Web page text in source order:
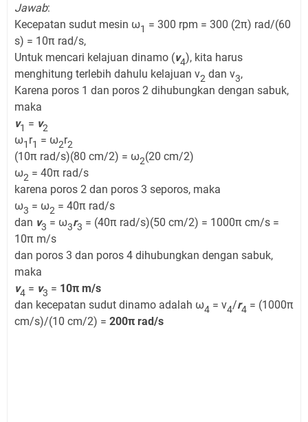
Jawab:
Kecepatan sudut mesin ω1 = 300 rpm = 300 (2π) rad/(60
s) = 10π rad/s,
Untuk mencari kelajuan dinamo (v4), kita harus
menghitung terlebih dahulu kelajuan v2 dan v3,
Karena poros 1 dan poros 2 dihubungkan dengan sabuk,
maka
v1 = v2
ω1 r1 = ω2r2
(10π rad/s)(80 cm/2) = ω2(20 cm/2)
ω2 = 40π rad/s
karena poros 2 dan poros 3 seporos, maka
ω3 = ω2 = 40π rad/s
dan v3 = ω3r3 = (40π rad/s)(50 cm/2) = 1000π cm/s =
10π m/s
dan poros 3 dan poros 4 dihubungkan dengan sabuk,
maka
v4 = v3 = 10π m/s
dan kecepatan sudut dinamo adalah ω4 = v4/r4 = (1000π
cm/s)/(10 cm/2) = 200π rad/s